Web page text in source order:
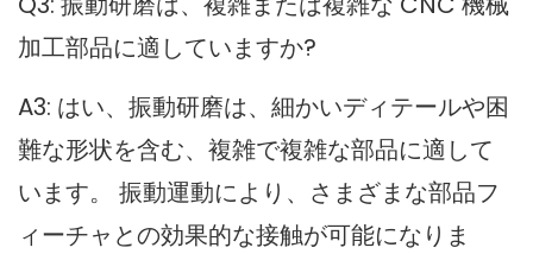
加工部品に適していますか?
A3: はい、振動研磨は、細かいディテールや困
難な形状を含む、複雑で複雑な部品に適して
います。 振動運動により、さまざまな部品フ
ィーチャとの効果的な接触が可能になりま